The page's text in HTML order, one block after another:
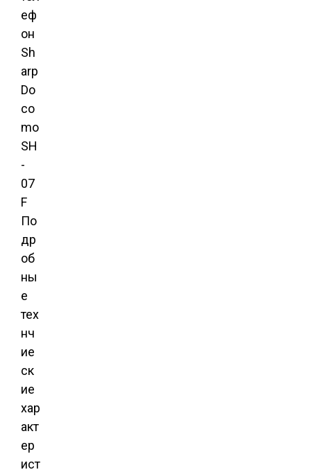
По
др
об
ны
е
тех
нч
ие
ск
ие
хар
акт
ер
ист